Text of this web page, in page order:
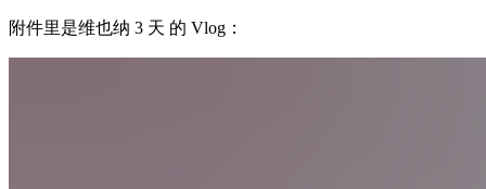
附件里是维也纳 3 天 的 Vlog：